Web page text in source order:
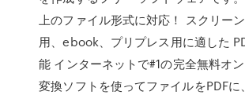
上のファイル形式に対応！ スクリー
用、ebook、プリプレス用に適した
能 インターネットで#1の完全無料オ
変換ソフトを使ってファイルをPDFに